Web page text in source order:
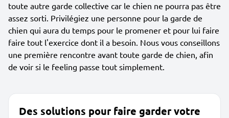
toute autre garde collective car le chien ne pourra pas être
assez sorti. Privilégiez une personne pour la garde de
chien qui aura du temps pour le promener et pour lui faire
faire tout l'exercice dont il a besoin. Nous vous conseillons
une première rencontre avant toute garde de chien, afin
de voir si le feeling passe tout simplement.
Des solutions pour faire garder votre